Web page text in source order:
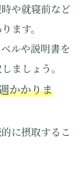
や就寝前など
ます。
ルや説明書を
ましょう。
かかりま
に摂取するこ